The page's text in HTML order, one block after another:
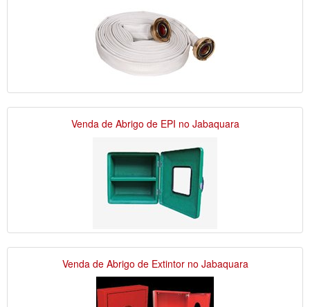
Venda de Abrigo de EPI no Jabaquara
Venda de Abrigo de Extintor no Jabaquara